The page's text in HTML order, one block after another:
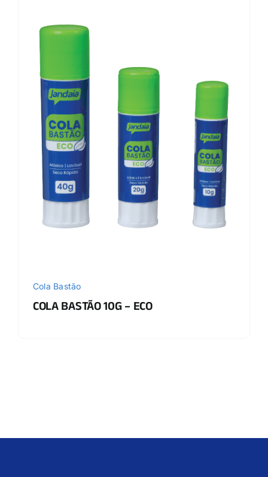
Cola Bastão
COLA BASTÃO 10G – ECO